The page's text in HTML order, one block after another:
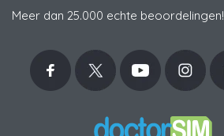
Meer dan 25.000 echte beoordelingen!